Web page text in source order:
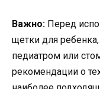
Важно: Перед
щетки для ребенка,
педиатром или
рекомендации о